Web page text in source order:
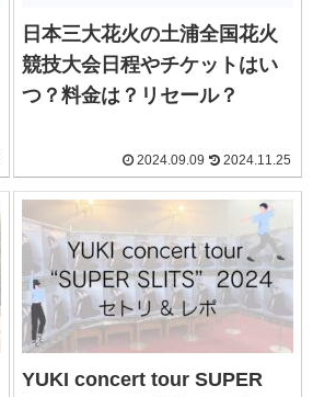
日本三大花火の土浦全国花火
競技大会日程やチケットはい
つ？料金は？リセール？
2024.09.09 2024.11.25
YUKI concert tour SUPER